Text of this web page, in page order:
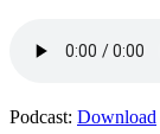
Podcast: Download